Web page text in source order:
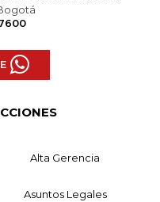
Alta Gerencia
Asuntos Legales